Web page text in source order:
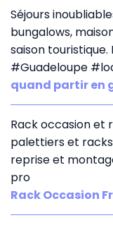
Séjours
bungalows,
saison
#Guadeloupe
quand partir en
Rack occasion et
palettiers et
reprise et
pro
Rack Occasion